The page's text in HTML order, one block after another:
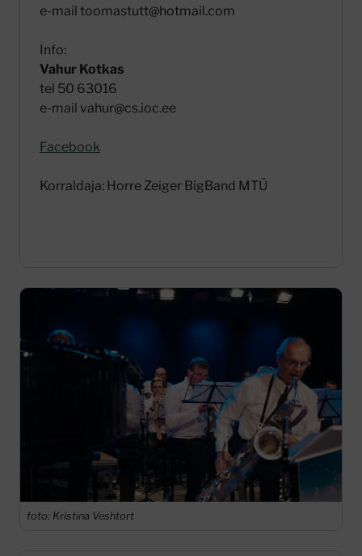
e-mail toomastutt@hotmail.com
Info:
Vahur Kotkas
tel 50 63016
e-mail vahur@cs.ioc.ee
Facebook
Korraldaja: Horre Zeiger BigBand MTÜ
foto: Kristina Veshtort